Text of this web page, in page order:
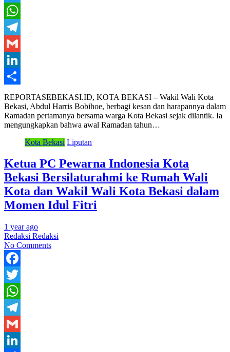
Twitter
WhatsApp
Telegram
Gmail
LinkedIn
Share
REPORTASEBEKASI.ID, KOTA BEKASI – Wakil Wali Kota
Bekasi, Abdul Harris Bobihoe, berbagi kesan dan harapannya dalam
Ramadan pertamanya bersama warga Kota Bekasi sejak dilantik. Ia
mengungkapkan bahwa awal Ramadan tahun…
Kota Bekasi Liputan
Ketua PC Pewarna Indonesia Kota
Bekasi Bersilaturahmi ke Rumah Wali
Kota dan Wakil Wali Kota Bekasi dalam
Momen Idul Fitri
1 year ago
Redaksi Redaksi
No Comments
Facebook
Twitter
WhatsApp
Telegram
Gmail